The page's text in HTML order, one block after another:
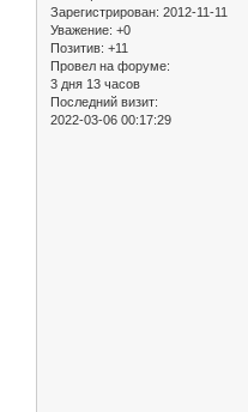
Зарегистрирован: 2012-11-11
Уважение: +0
Позитив: +11
Провел на форуме:
3 дня 13 часов
Последний визит:
2022-03-06 00:17:29